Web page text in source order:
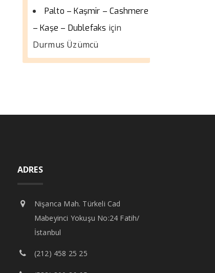
Palto – Kaşmir – Cashmere
– Kaşe – Dublefaks için
Durmus Üzümcü
ADRES
Nişanca Mah. Türkeli Cad
Mabeyinci Yokuşu No:24 Fatih/
İstanbul
(212) 458 25 25